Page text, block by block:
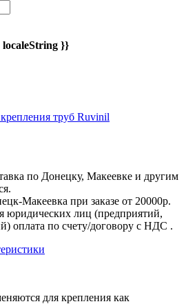
}}
труб Ruvinil
по Донецку, Макеевке и другим
Макеевка при заказе от 20000р.
юридических лиц (предприятий,
оплата по счету/договору с НДС .
для крепления как